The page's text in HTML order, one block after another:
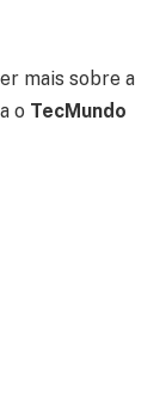
mais sobre a
o TecMundo